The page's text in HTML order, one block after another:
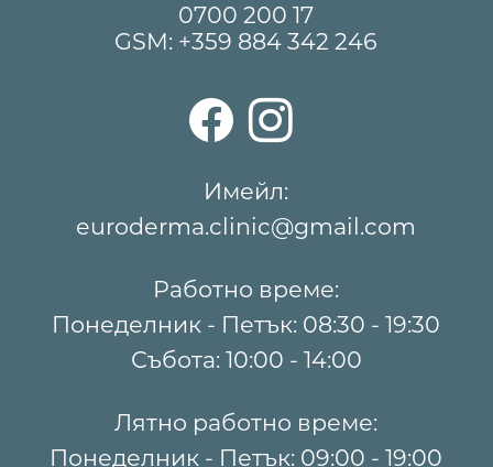
0700 200 17
GSM: +359 884 342 246
Имейл:
euroderma.clinic@gmail.com
Работно време:
Понеделник - Петък: 08:30 - 19:30
Събота: 10:00 - 14:00
Лятно работно време:
Понеделник - Петък: 09:00 - 19:00